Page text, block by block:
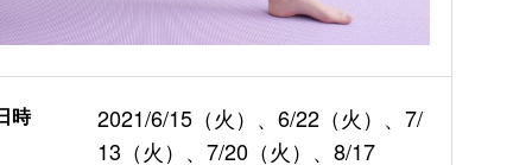
時
2021/6/15（火）、6/22（火）、7/
13（火）、7/20（火）、8/17